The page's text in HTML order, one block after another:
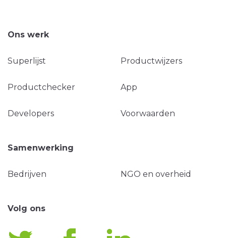
Ons werk
Superlijst Productwijzers
Productchecker App
Developers Voorwaarden
Samenwerking
Bedrijven NGO en overheid
Volg ons